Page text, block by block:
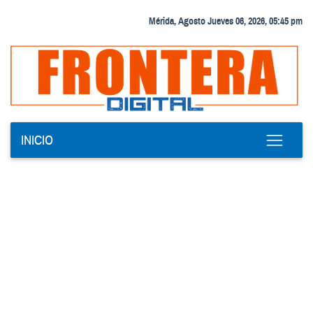
Mérida, Agosto Jueves 06, 2026, 05:45 pm
INICIO